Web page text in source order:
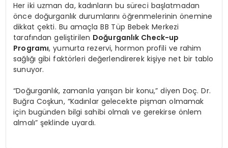
Her iki uzman da, kadınların bu süreci başlatmadan
önce doğurganlık durumlarını öğrenmelerinin önemine
dikkat çekti. Bu amaçla BB Tüp Bebek Merkezi
tarafından geliştirilen Doğurganlık Check-up
Programı, yumurta rezervi, hormon profili ve rahim
sağlığı gibi faktörleri değerlendirerek kişiye net bir tablo
sunuyor.
“Doğurganlık, zamanla yarışan bir konu,” diyen Doç. Dr.
Buğra Coşkun, “Kadınlar gelecekte pişman olmamak
için bugünden bilgi sahibi olmalı ve gerekirse önlem
almalı” şeklinde uyardı.